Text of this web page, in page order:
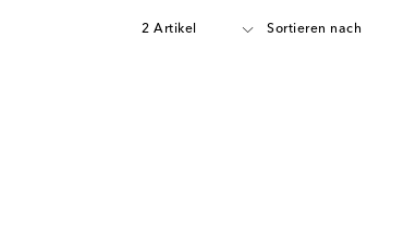
2 Artikel Sortieren nach